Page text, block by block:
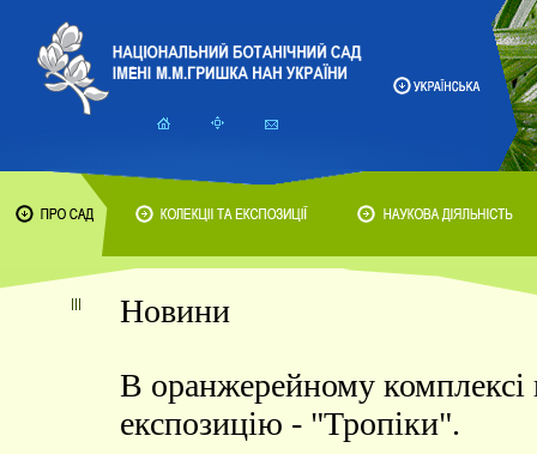
Новини
В оранжерейному комплексі
експозицію - "Тропіки".